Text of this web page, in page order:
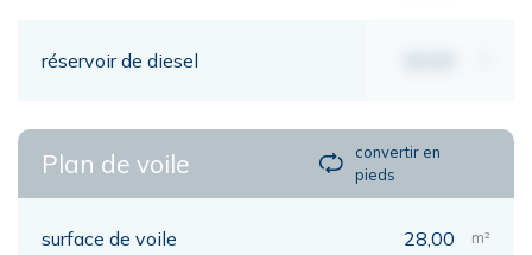
réservoir de diesel
Plan de voile
convertir en
pieds
surface de voile 28,00 m²